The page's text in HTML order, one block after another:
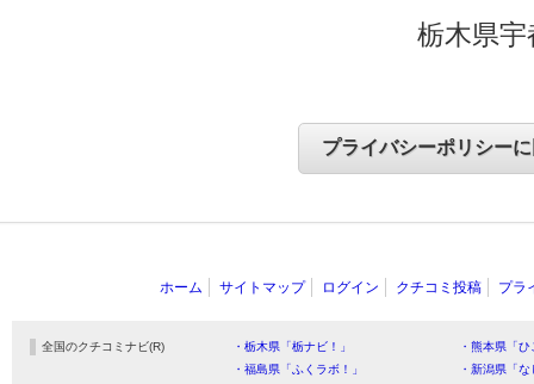
栃木県
ホーム サイトマップ ログイン クチコミ投稿 プラ
全国のクチコミナビ(R) ・栃木県「栃ナビ！」
・熊本県「
・福島県「ふくラボ！」
・新潟県「